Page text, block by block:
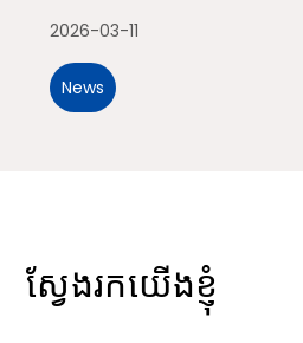
2026-03-11
News
ស្វែងរក​យើងខ្ញុំ